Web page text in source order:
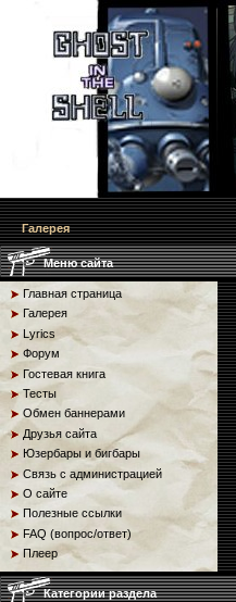
Галерея
Меню сайта
Главная страница
Галерея
Lyrics
Форум
Гостевая книга
Тесты
Обмен баннерами
Друзья сайта
Юзербары и бигбары
Связь с администрацией
О сайте
Полезные ссылки
FAQ (вопрос/ответ)
Плеер
Категории раздела